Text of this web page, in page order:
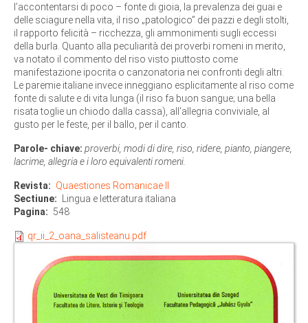
l’accontentarsi di poco – fonte di gioia, la prevalenza dei guai e
delle sciagure nella vita, il riso „patologico” dei pazzi e degli stolti,
il rapporto felicità – ricchezza, gli ammonimenti sugli eccessi
della burla. Quanto alla peculiarità dei proverbi romeni in merito,
va notato il commento del riso visto piuttosto come
manifestazione ipocrita o canzonatoria nei confronti degli altri.
Le paremie italiane invece inneggiano esplicitamente al riso come
fonte di salute e di vita lunga (il riso fa buon sangue; una bella
risata toglie un chiodo dalla cassa), all’allegria conviviale, al
gusto per le feste, per il ballo, per il canto.
Parole- chiave: proverbi, modi di dire, riso, ridere, pianto, piangere,
lacrime, allegria e i loro equivalenti romeni.
Revista
Quaestiones Romanicae II
Sectiune
Lingua e letteratura italiana
Pagina
548
qr_ii_2_oana_salisteanu.pdf